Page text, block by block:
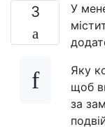
3
У
Яку
щоб
за